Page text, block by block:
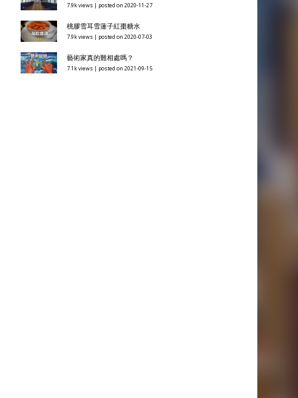
7.9k views posted on 2020-11-27
桃膠雪耳雪蓮子紅棗糖水
7.9k views posted on 2020-07-03
藝術家真的難相處嗎？
7.1k views posted on 2021-09-15